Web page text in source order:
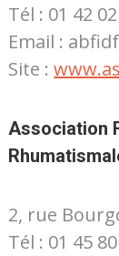
Tél : 01 42
Email :
Site :
Association
2, rue
Tél : 01 45